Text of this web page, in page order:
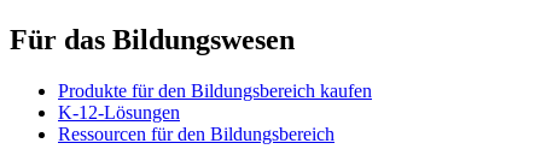
Für das Bildungswesen
Produkte für den Bildungsbereich kaufen
K-12-Lösungen
Ressourcen für den Bildungsbereich